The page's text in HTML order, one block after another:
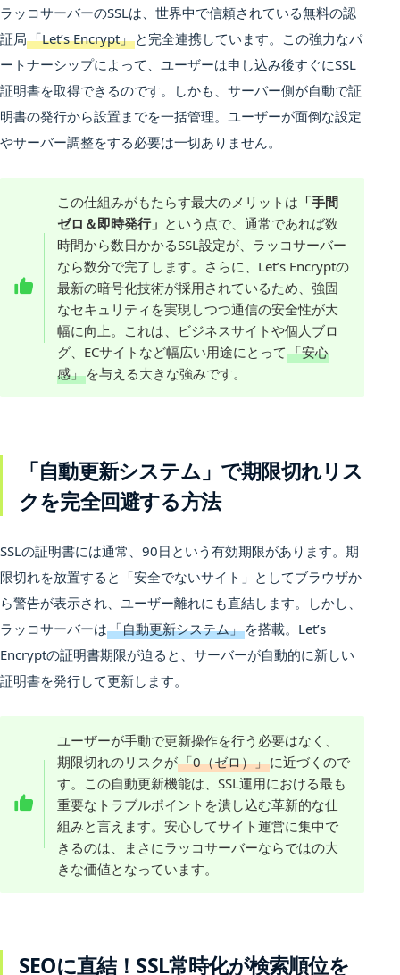
ラッコサーバーのSSLは、世界中で信頼されている無料の認
証局「Let’s Encrypt」 と完全連携しています。この強力なパ
ートナーシップによって、ユーザーは申し込み後すぐにSSL
証明書を取得できるのです。しかも、サーバー側が自動で証
明書の発行から設置までを一括管理。ユーザーが面倒な設定
やサーバー調整をする必要は一切ありません。
この仕組みがもたらす最大のメリットは 「手間
ゼロ＆即時発行」 という点で、通常であれば数
時間から数日かかるSSL設定が、ラッコサーバー
なら数分で完了します。さらに、Let’s Encryptの
最新の暗号化技術が採用されているため、強固
なセキュリティを実現しつつ通信の安全性が大
幅に向上。これは、ビジネスサイトや個人ブロ
グ、ECサイトなど幅広い用途にとって「安心
感」を与える大きな強みです。
「自動更新システム」で期限切れリス
クを完全回避する方法
SSLの証明書には通常、90日という有効期限があります。期
限切れを放置すると「安全でないサイト」としてブラウザか
ら警告が表示され、ユーザー離れにも直結します。しかし、
ラッコサーバーは「自動更新システム」 を搭載。Let’s
Encryptの証明書期限が迫ると、サーバーが自動的に新しい
証明書を発行して更新します。
ユーザーが手動で更新操作を行う必要はなく、
期限切れのリスクが「0（ゼロ）」に近づくので
す。この自動更新機能は、SSL運用における最も
重要なトラブルポイントを潰し込む革新的な仕
組みと言えます。安心してサイト運営に集中で
きるのは、まさにラッコサーバーならではの大
きな価値となっています。
SEOに直結！SSL常時化が検索順位を